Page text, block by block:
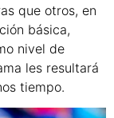
que otros, en
básica,
nivel de
les resultará
tiempo.